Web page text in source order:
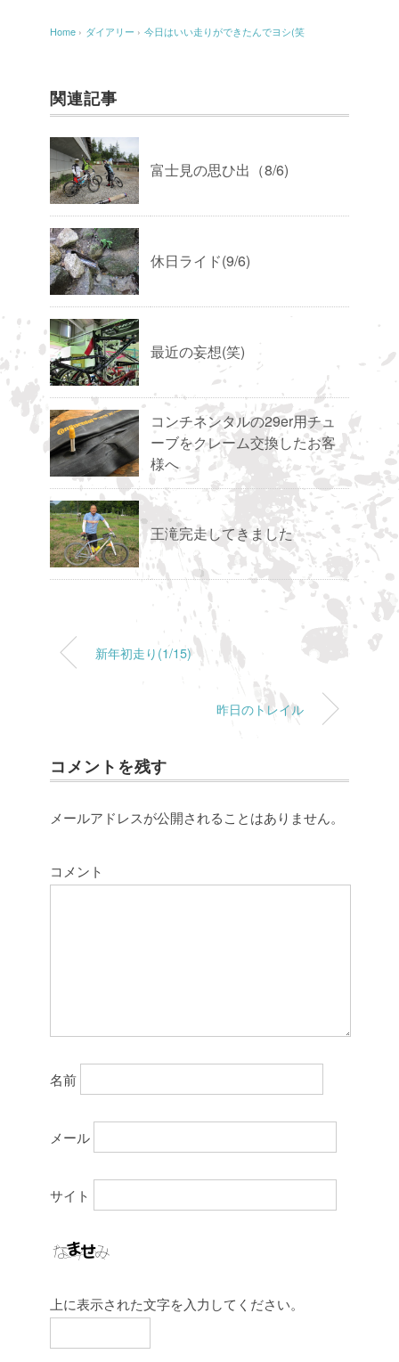
Home › ダイアリー › 今日はいい走りができたんでヨシ(笑
関連記事
富士見の思ひ出（8/6)
休日ライド(9/6)
最近の妄想(笑)
コンチネンタルの29er用チュ
ーブをクレーム交換したお客
様へ
王滝完走してきました
新年初走り(1/15)
昨日のトレイル
コメントを残す
メールアドレスが公開されることはありません。
コメント
名前
メール
サイト
上に表示された文字を入力してください。